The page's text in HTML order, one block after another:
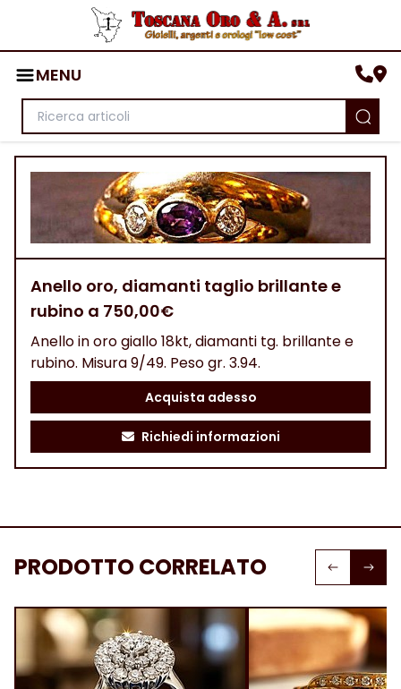
MENU
Anello oro, diamanti taglio brillante e
rubino a 750,00€
Anello in oro giallo 18kt, diamanti tg. brillante e
rubino. Misura 9/49. Peso gr. 3.94.
Acquista adesso
Richiedi informazioni
PRODOTTO CORRELATO